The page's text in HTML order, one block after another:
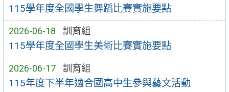
115學年度全國學生舞蹈比賽實施要點
2026-06-18 訓育組
115學年度全國學生美術比賽實施要點
2026-06-17 訓育組
115年度下半年適合國高中生參與藝文活動